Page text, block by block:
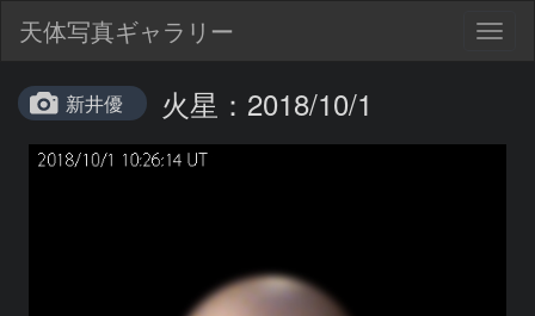
天体写真ギャラリー
新井優 火星：2018/10/1